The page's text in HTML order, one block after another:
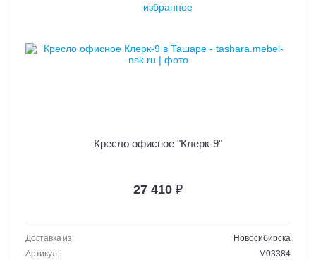
Кресло офисное "Клерк-9"
27 410 ₽
Доставка из:
Новосибирска
Артикул:
M03384